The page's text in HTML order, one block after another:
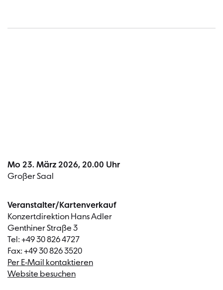
Mo 23. März 2026, 20.00 Uhr
Großer Saal
Veranstalter/Kartenverkauf
Konzertdirektion Hans Adler
Genthiner Straße 3
Tel: +49 30 826 4727
Fax: +49 30 826 3520
Per E-Mail kontaktieren
Website besuchen